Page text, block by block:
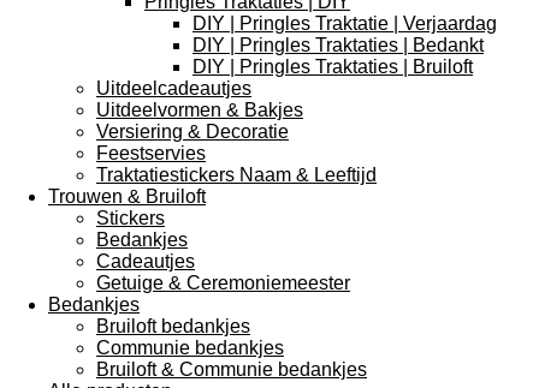
DIY | Pringles Traktatie | Verjaardag
DIY | Pringles Traktaties | Bedankt
DIY | Pringles Traktaties | Bruiloft
Uitdeelcadeautjes
Uitdeelvormen & Bakjes
Versiering & Decoratie
Feestservies
Traktatiestickers Naam & Leeftijd
Trouwen & Bruiloft
Stickers
Bedankjes
Cadeautjes
Getuige & Ceremoniemeester
Bedankjes
Bruiloft bedankjes
Communie bedankjes
Bruiloft & Communie bedankjes